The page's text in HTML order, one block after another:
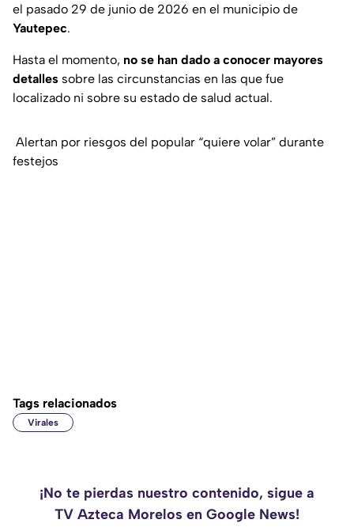
el pasado 29 de junio de 2026 en el municipio de
Yautepec.
Hasta el momento, no se han dado a conocer mayores
detalles sobre las circunstancias en las que fue
localizado ni sobre su estado de salud actual.
Alertan por riesgos del popular “quiere volar” durante
festejos
Tags relacionados
Virales
¡No te pierdas nuestro contenido, sigue a
TV Azteca Morelos en Google News!